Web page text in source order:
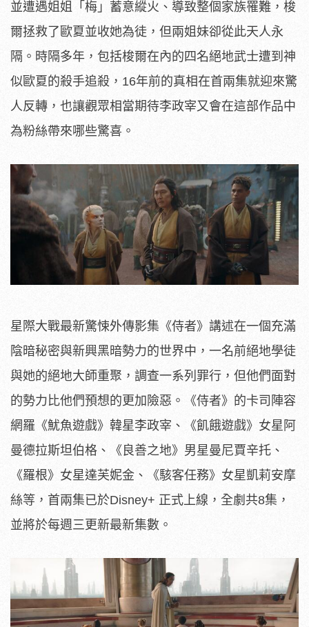
並遭遇姐姐「梅」蓄意縱火、導致整個家族罹難，梭
爾拯救了歐夏並收她為徒，但兩姐妹卻從此天人永
隔。時隔多年，包括梭爾在內的四名絕地武士遭到神
似歐夏的殺手追殺，16年前的真相在首兩集就迎來驚
人反轉，也讓觀眾相當期待李政宰又會在這部作品中
為粉絲帶來哪些驚喜。
星際大戰最新驚悚外傳影集《侍者》講述在一個充滿
陰暗秘密與新興黑暗勢力的世界中，一名前絕地學徒
與她的絕地大師重聚，調查一系列罪行，但他們面對
的勢力比他們預想的更加險惡。《侍者》的卡司陣容
網羅《魷魚遊戲》韓星李政宰、《飢餓遊戲》女星阿
曼德拉斯坦伯格、《良善之地》男星曼尼賈辛托、
《羅根》女星達芙妮金、《駭客任務》女星凱莉安摩
絲等，首兩集已於Disney+ 正式上線，全劇共8集，
並將於每週三更新最新集數。